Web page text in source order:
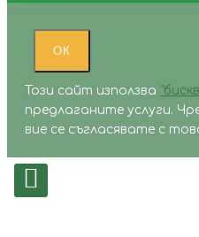
ОК
Този сайт използва
предлаганите услуги.
вие се съгласявате с